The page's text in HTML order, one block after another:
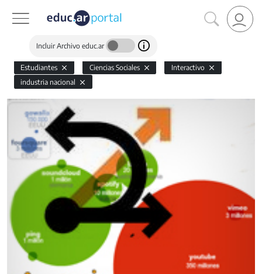
Incluir Archivo educ.ar
Estudiantes Ciencias Sociales
Interactivo
industria nacional